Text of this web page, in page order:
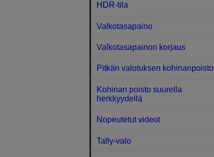
HDR-tila
Valkotasapaino
Valkotasapainon korjaus
Pitkän valotuksen kohinanpoisto
Kohinan poisto suurella
herkkyydellä
Nopeutetut videot
Tally-valo